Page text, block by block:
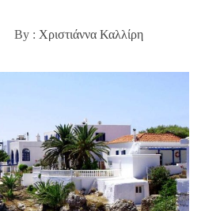
By : Χριστιάννα Καλλίρη